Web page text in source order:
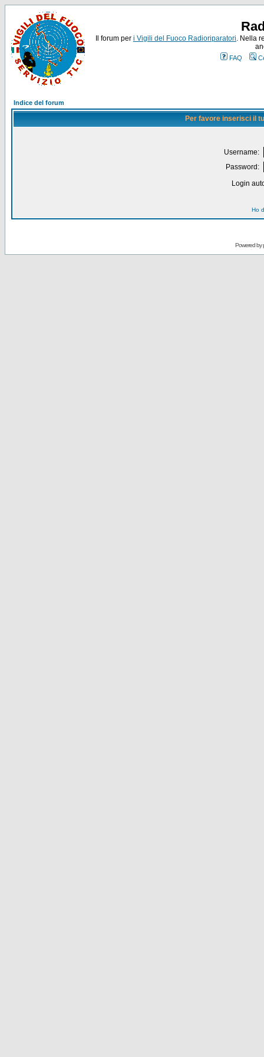
Il forum per i Vigili del Fuoco Radioriparatori. Nella
FAQ
Indice del forum
Per favore inserisci il
Username:
Password:
Login
Ho
Powered by